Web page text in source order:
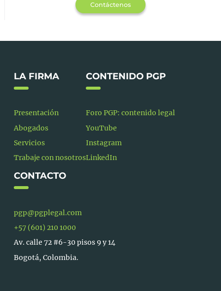
Contáctenos
LA FIRMA
Presentación
Abogados
Servicios
Trabaje con nosotros
CONTENIDO PGP
Foro PGP: contenido legal
YouTube
Instagram
LinkedIn
CONTACTO
pgp@pgplegal.com
+57 (601) 210 1000
Av. calle 72 #6-30 pisos 9 y 14
Bogotá, Colombia.